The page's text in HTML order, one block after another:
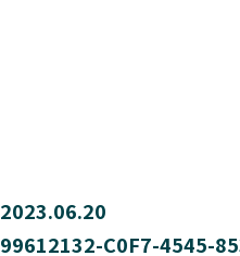
2023.06.20
99612132-C0F7-4545-